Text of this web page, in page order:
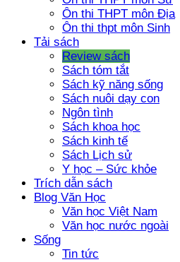
Ôn thi THPT môn Địa
Ôn thi thpt môn Sinh
Tải sách
Review sách
Sách tóm tắt
Sách kỹ năng sống
Sách nuôi dạy con
Ngôn tình
Sách khoa học
Sách kinh tế
Sách Lịch sử
Y học – Sức khỏe
Trích dẫn sách
Blog Văn Học
Văn học Việt Nam
Văn học nước ngoài
Sống
Tin tức